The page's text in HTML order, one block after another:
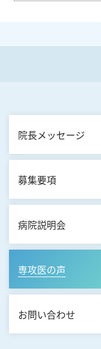
院長メッセージ
募集要項
病院説明会
専攻医の声
お問い合わせ